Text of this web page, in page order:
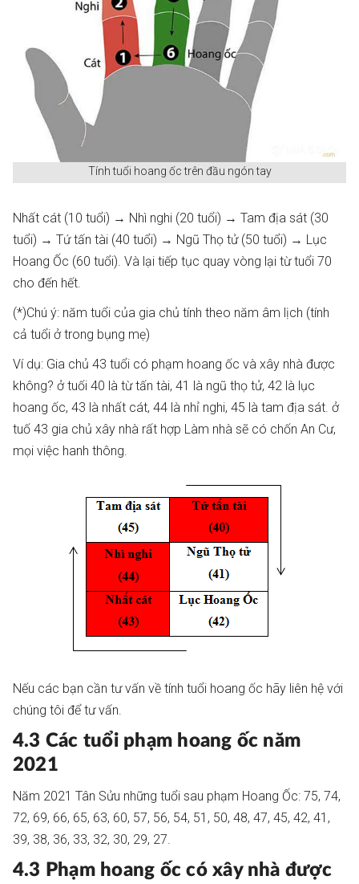
Tính tuổi hoang ốc trên đầu ngón tay
Nhất cát (10 tuổi) → Nhì nghi (20 tuổi) → Tam địa sát (30
tuổi) → Tứ tấn tài (40 tuổi) → Ngũ Thọ tử (50 tuổi) → Lục
Hoang Ốc (60 tuổi). Và lại tiếp tục quay vòng lại từ tuổi 70
cho đến hết.
(*)Chú ý: năm tuổi của gia chủ tính theo năm âm lịch (tính
cả tuổi ở trong bụng mẹ)
Ví dụ: Gia chủ 43 tuổi có phạm hoang ốc và xây nhà được
không? ở tuối 40 là từ tấn tài, 41 là ngũ thọ tử, 42 là lục
hoang ốc, 43 là nhất cát, 44 là nhỉ nghi, 45 là tam địa sát. ở
tuố 43 gia chủ xây nhà rất hợp Làm nhà sẽ có chốn An Cư,
mọi việc hanh thông.
Nếu các bạn cần tư vấn về tính tuổi hoang ốc hãy liên hệ với
chúng tôi để tư vấn.
4.3 Các tuổi phạm hoang ốc năm
2021
Năm 2021 Tân Sửu những tuổi sau phạm Hoang Ốc: 75, 74,
72, 69, 66, 65, 63, 60, 57, 56, 54, 51, 50, 48, 47, 45, 42, 41,
39, 38, 36, 33, 32, 30, 29, 27.
4.3 Phạm hoang ốc có xây nhà được